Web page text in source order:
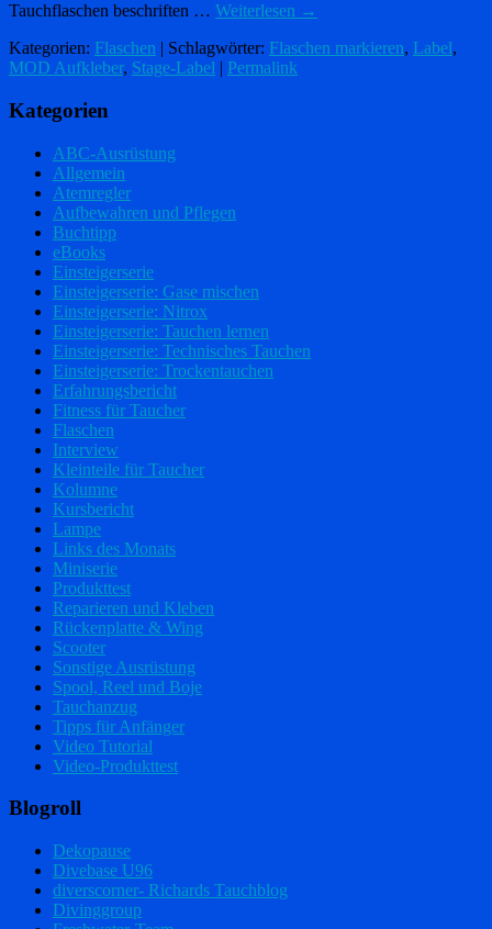
Tauchflaschen beschriften … Weiterlesen →
Kategorien: Flaschen | Schlagwörter: Flaschen markieren, Label,
MOD Aufkleber, Stage-Label | Permalink
Kategorien
ABC-Ausrüstung
Allgemein
Atemregler
Aufbewahren und Pflegen
Buchtipp
eBooks
Einsteigerserie
Einsteigerserie: Gase mischen
Einsteigerserie: Nitrox
Einsteigerserie: Tauchen lernen
Einsteigerserie: Technisches Tauchen
Einsteigerserie: Trockentauchen
Erfahrungsbericht
Fitness für Taucher
Flaschen
Interview
Kleinteile für Taucher
Kolumne
Kursbericht
Lampe
Links des Monats
Miniserie
Produkttest
Reparieren und Kleben
Rückenplatte & Wing
Scooter
Sonstige Ausrüstung
Spool, Reel und Boje
Tauchanzug
Tipps für Anfänger
Video Tutorial
Video-Produkttest
Blogroll
Dekopause
Divebase U96
diverscorner- Richards Tauchblog
Divinggroup